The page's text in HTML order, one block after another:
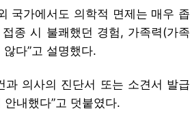
국가에서도 의학적 면제는 매우 좁
종 시 불쾌했던 경험, 가족력(가족
다”고 설명했다.
과 의사의 진단서 또는 소견서 발급
내했다”고 덧붙였다.